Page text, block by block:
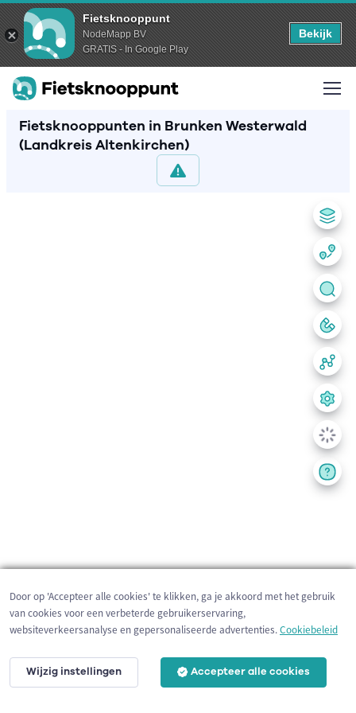
Fietsknooppunt
NodeMapp BV
GRATIS - In Google Play
Bekijk
Fietsknooppunten in Brunken Westerwald
(Landkreis Altenkirchen)
200 m
Door op 'Accepteer alle cookies' te klikken, ga je akkoord met het gebruik
van cookies voor een verbeterde gebruikerservaring,
websiteverkeersanalyse en gepersonaliseerde advertenties.Cookiebeleid
Wijzig instellingen Accepteer alle cookies